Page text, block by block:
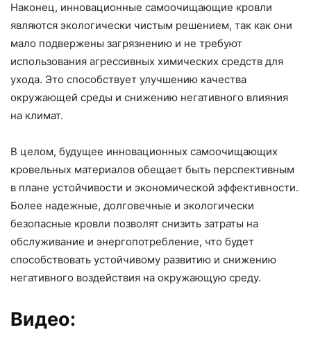
Наконец, инновационные самоочищающие кровли
являются экологически чистым решением, так как они
мало подвержены загрязнению и не требуют
использования агрессивных химических средств для
ухода. Это способствует улучшению качества
окружающей среды и снижению негативного влияния
на климат.
В целом, будущее инновационных самоочищающих
кровельных материалов обещает быть перспективным
в плане устойчивости и экономической эффективности.
Более надежные, долговечные и экологически
безопасные кровли позволят снизить затраты на
обслуживание и энергопотребление, что будет
способствовать устойчивому развитию и снижению
негативного воздействия на окружающую среду.
Видео: